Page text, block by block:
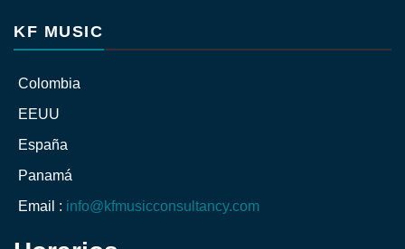
KF MUSIC
Colombia
EEUU
España
Panamá
Email : info@kfmusicconsultancy.com